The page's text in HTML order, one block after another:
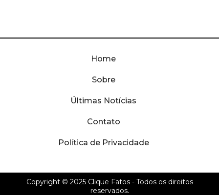
Home
Sobre
Últimas Notícias
Contato
Política de Privacidade
Copyright © 2025 Clique Fatos- Todos os direitos
reservados.